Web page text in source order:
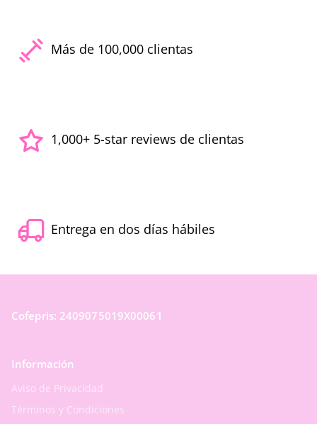
Más de 100,000 clientas
1,000+ 5-star reviews de clientas
Entrega en dos días hábiles
Cofepris: 2409075019X00061
Información
Aviso de Privacidad
Términos y Condiciones